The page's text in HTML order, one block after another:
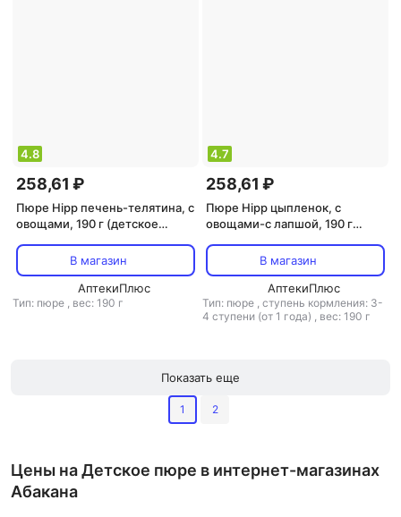
4.8
258,61 ₽
Пюре Hipp печень-телятина, с
овощами, 190 г (детское
В магазин
АптекиПлюс
Тип: пюре , вес: 190 г
4.7
258,61 ₽
Пюре Hipp цыпленок, с
овощами-с лапшой, 190 г
В магазин
АптекиПлюс
Тип: пюре , ступень кормления: 3-
4 ступени (от 1 года) , вес: 190 г
Показать еще
1 2
Цены на Детское пюре в интернет-магазинах
Абакана